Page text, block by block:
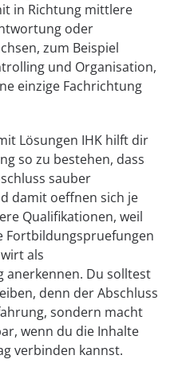
in Richtung mittlere
oder
zum Beispiel
und Organisation,
einzige Fachrichtung
Lösungen IHK hilft dir
so zu bestehen, dass
sauber
damit oeffnen sich je
Qualifikationen, weil
Fortbildungspruefungen
als
anerkennen. Du solltest
denn der Abschluss
sondern macht
wenn du die Inhalte
verbinden kannst.